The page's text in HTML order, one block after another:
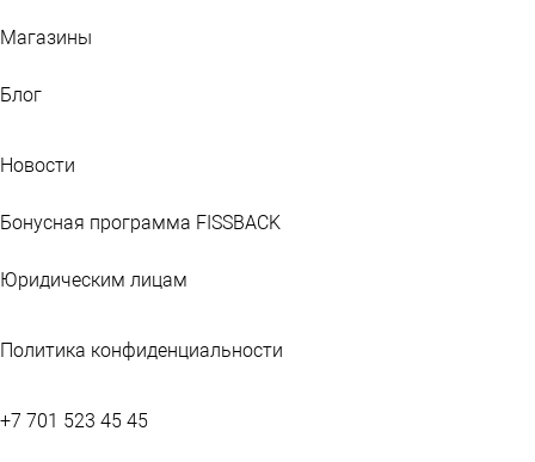
Магазины
Блог
Новости
Бонусная программа FISSBACK
Юридическим лицам
Политика конфиденциальности
+7 701 523 45 45